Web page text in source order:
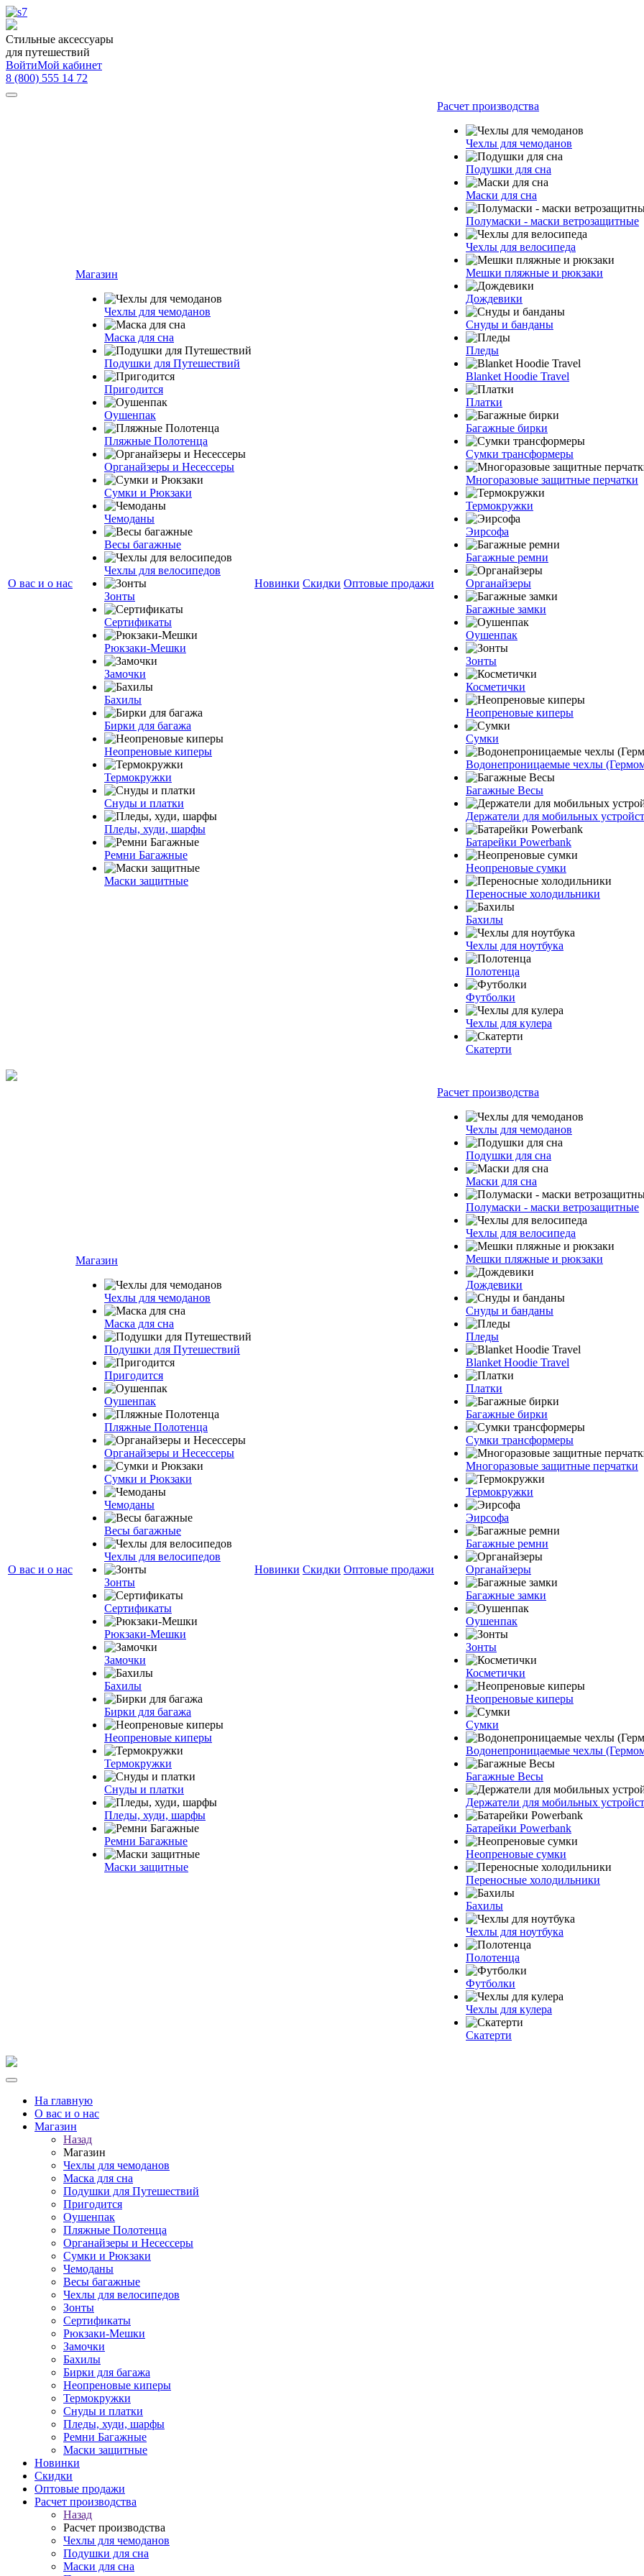
Стильные аксессуары
для путешествий
ВойтиМой кабинет
8 (800) 555 14 72
О вас и о нас
Магазин
Чехлы для чемоданов
Маска для сна
Подушки для Путешествий
Пригодится
Оушенпак
Пляжные Полотенца
Органайзеры и Несессеры
Сумки и Рюкзаки
Чемоданы
Весы багажные
Чехлы для велосипедов
Зонты
Сертификаты
Рюкзаки-Мешки
Замочки
Бахилы
Бирки для багажа
Неопреновые киперы
Термокружки
Снуды и платки
Пледы, худи, шарфы
Ремни Багажные
Маски защитные
Новинки Скидки Оптовые продажи
Расчет производства
Чехлы для чемоданов
Подушки для сна
Маски для сна
Полумаски - маски ветрозащитные
Чехлы для велосипеда
Мешки пляжные и рюкзаки
Дождевики
Снуды и банданы
Пледы
Blanket Hoodie Travel
Платки
Багажные бирки
Сумки трансформеры
Многоразовые защитные перчатки
Термокружки
Эирсофа
Багажные ремни
Органайзеры
Багажные замки
Оушенпак
Зонты
Косметички
Неопреновые киперы
Сумки
Водонепроницаемые чехлы
Багажные Весы
Держатели для мобильных
Батарейки Powerbank
Неопреновые сумки
Переносные холодильники
Бахилы
Чехлы для ноутбука
Полотенца
Футболки
Чехлы для кулера
Скатерти
О вас и о нас
Магазин
Чехлы для чемоданов
Маска для сна
Подушки для Путешествий
Пригодится
Оушенпак
Пляжные Полотенца
Органайзеры и Несессеры
Сумки и Рюкзаки
Чемоданы
Весы багажные
Чехлы для велосипедов
Зонты
Сертификаты
Рюкзаки-Мешки
Замочки
Бахилы
Бирки для багажа
Неопреновые киперы
Термокружки
Снуды и платки
Пледы, худи, шарфы
Ремни Багажные
Маски защитные
Новинки Скидки Оптовые продажи
Расчет производства
Чехлы для чемоданов
Подушки для сна
Маски для сна
Полумаски - маски ветрозащитные
Чехлы для велосипеда
Мешки пляжные и рюкзаки
Дождевики
Снуды и банданы
Пледы
Blanket Hoodie Travel
Платки
Багажные бирки
Сумки трансформеры
Многоразовые защитные перчатки
Термокружки
Эирсофа
Багажные ремни
Органайзеры
Багажные замки
Оушенпак
Зонты
Косметички
Неопреновые киперы
Сумки
Водонепроницаемые чехлы
Багажные Весы
Держатели для мобильных
Батарейки Powerbank
Неопреновые сумки
Переносные холодильники
Бахилы
Чехлы для ноутбука
Полотенца
Футболки
Чехлы для кулера
Скатерти
На главную
О вас и о нас
Магазин
Назад
Магазин
Чехлы для чемоданов
Маска для сна
Подушки для Путешествий
Пригодится
Оушенпак
Пляжные Полотенца
Органайзеры и Несессеры
Сумки и Рюкзаки
Чемоданы
Весы багажные
Чехлы для велосипедов
Зонты
Сертификаты
Рюкзаки-Мешки
Замочки
Бахилы
Бирки для багажа
Неопреновые киперы
Термокружки
Снуды и платки
Пледы, худи, шарфы
Ремни Багажные
Маски защитные
Новинки
Скидки
Оптовые продажи
Расчет производства
Назад
Расчет производства
Чехлы для чемоданов
Подушки для сна
Маски для сна